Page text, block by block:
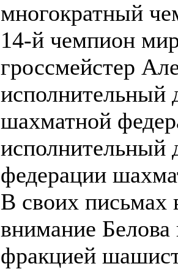
многократный
14-й чемпион
гроссмейстер
исполнительный
шахматной
исполнительный
федерации
В своих
внимание Белова
фракцией